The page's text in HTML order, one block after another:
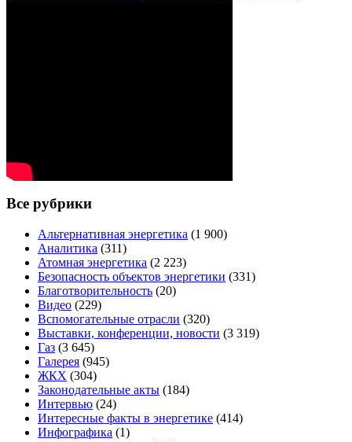
Все рубрики
Альтернативная энергетика (1 900)
Аналитика (311)
Атомная энергетика (2 223)
Безопасность объектов энергетики (331)
Благотворительность (20)
Видео (229)
Вспомогательные отрасли (320)
Выставки, конференции, новости (3 319)
Газ (3 645)
Галерея (945)
ЖКХ (304)
Законодательные акты (184)
Интервью (24)
Интересные факты в энергетике (414)
Инфографика (1)